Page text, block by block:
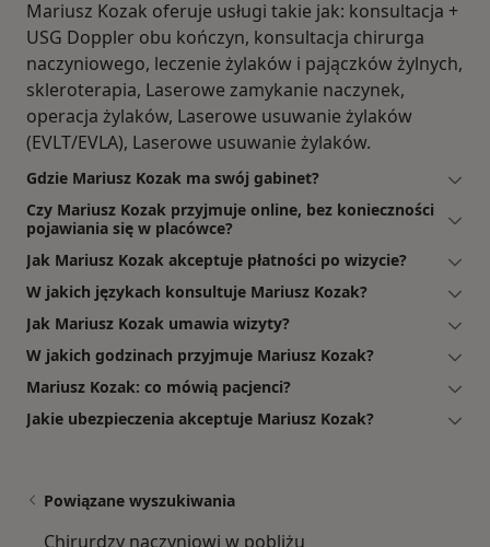
Mariusz Kozak oferuje usługi takie jak: konsultacja +
USG Doppler obu kończyn, konsultacja chirurga
naczyniowego, leczenie żylaków i pajączków żylnych,
skleroterapia, Laserowe zamykanie naczynek,
operacja żylaków, Laserowe usuwanie żylaków
(EVLT/EVLA), Laserowe usuwanie żylaków.
Gdzie Mariusz Kozak ma swój gabinet?
Czy Mariusz Kozak przyjmuje online, bez konieczności
pojawiania się w placówce?
Jak Mariusz Kozak akceptuje płatności po wizycie?
W jakich językach konsultuje Mariusz Kozak?
Jak Mariusz Kozak umawia wizyty?
W jakich godzinach przyjmuje Mariusz Kozak?
Mariusz Kozak: co mówią pacjenci?
Jakie ubezpieczenia akceptuje Mariusz Kozak?
Powiązane wyszukiwania
Chirurdzy naczyniowi w pobliżu